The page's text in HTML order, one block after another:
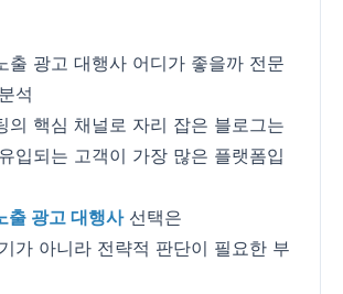
출 광고 대행사 어디가 좋을까 전문
석
의 핵심 채널로 자리 잡은 블로그는
입되는 고객이 가장 많은 플랫폼입
출 광고 대행사선택은
가 아니라 전략적 판단이 필요한 부